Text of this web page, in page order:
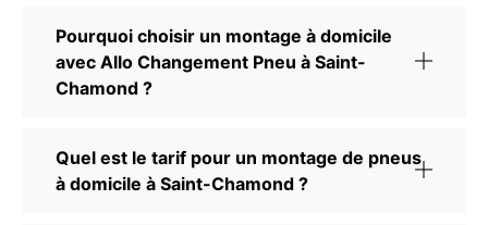
Pourquoi choisir un montage à domicile
avec Allo Changement Pneu à Saint-
Chamond ?
Quel est le tarif pour un montage de pneus
à domicile à Saint-Chamond ?